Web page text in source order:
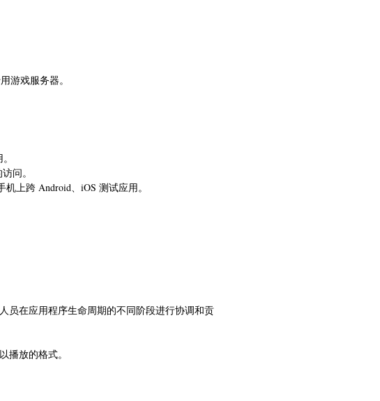
游戏服务器。
问。
上跨 Android、iOS 测试应用。
员在应用程序生命周期的不同阶段进行协调和贡
播放的格式。